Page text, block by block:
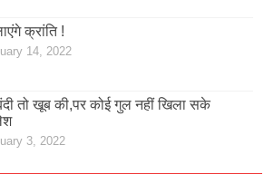
क्रांति !
14, 2022
तो खूब की,पर कोई गुल नहीं खिला सके
3, 2022